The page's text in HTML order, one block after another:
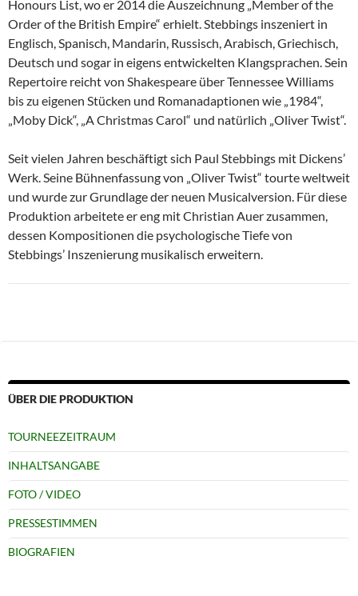
Honours List, wo er 2014 die Auszeichnung „Member of the
Order of the British Empire“ erhielt. Stebbings inszeniert in
Englisch, Spanisch, Mandarin, Russisch, Arabisch, Griechisch,
Deutsch und sogar in eigens entwickelten Klangsprachen. Sein
Repertoire reicht von Shakespeare über Tennessee Williams
bis zu eigenen Stücken und Romanadaptionen wie „1984“,
„Moby Dick“, „A Christmas Carol“ und natürlich „Oliver Twist“.
Seit vielen Jahren beschäftigt sich Paul Stebbings mit Dickens’
Werk. Seine Bühnenfassung von „Oliver Twist“ tourte weltweit
und wurde zur Grundlage der neuen Musicalversion. Für diese
Produktion arbeitete er eng mit Christian Auer zusammen,
dessen Kompositionen die psychologische Tiefe von
Stebbings’ Inszenierung musikalisch erweitern.
ÜBER DIE PRODUKTION
TOURNEEZEITRAUM
INHALTSANGABE
FOTO / VIDEO
PRESSESTIMMEN
BIOGRAFIEN